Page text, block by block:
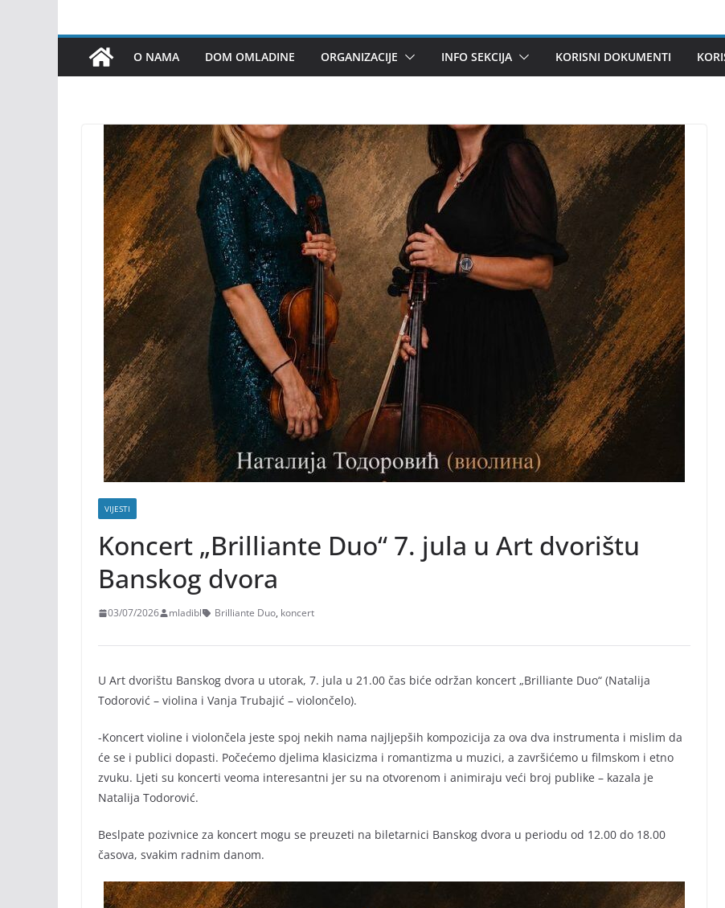
O NAMA DOM OMLADINE ORGANIZACIJE INFO SEKCIJA KORISNI DOKUMENTI
VIJESTI
Koncert „Brilliante Duo“ 7. jula u Art dvorištu
Banskog dvora
03/07/2026 mladibl Brilliante Duo, koncert
U Art dvorištu Banskog dvora u utorak, 7. jula u 21.00 čas biće održan koncert „Brilliante Duo“ (Natalija
Todorović – violina i Vanja Trubajić – violončelo).
-Koncert violine i violončela jeste spoj nekih nama najljepših kompozicija za ova dva instrumenta i mislim da
će se i publici dopasti. Počećemo djelima klasicizma i romantizma u muzici, a završićemo u filmskom i etno
zvuku. Ljeti su koncerti veoma interesantni jer su na otvorenom i animiraju veći broj publike – kazala je
Natalija Todorović.
Beslpate pozivnice za koncert mogu se preuzeti na biletarnici Banskog dvora u periodu od 12.00 do 18.00
časova, svakim radnim danom.